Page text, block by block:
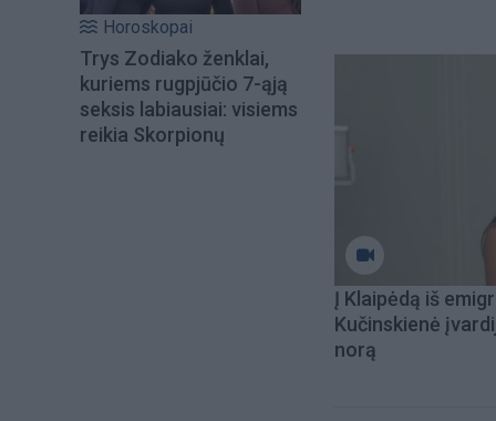
Horoskopai
Trys Zodiako ženklai,
kuriems rugpjūčio 7-ąją
seksis labiausiai: visiems
reikia Skorpionų
Į Klaipėdą iš
Kučinskienė
norą